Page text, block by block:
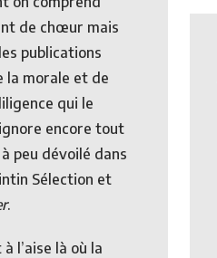
de chœur mais
publications
la morale et de
qui le
encore tout
peu dévoilé dans
Sélection et
.
l’aise là où la